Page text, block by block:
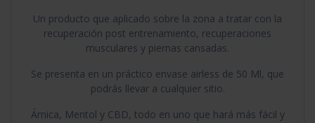
Un producto que aplicado sobre la zona a tratar con la
recuperación post entrenamiento, recuperaciones
musculares y piernas cansadas.
Se presenta en un práctico envase airless de 50 Ml, que
podrás llevar a cualquier sitio.
Árnica, Mentol y CBD, todo en uno que hará más fácil y